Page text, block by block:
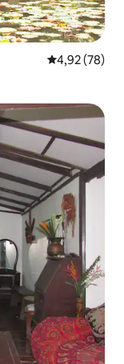
Gemiddelde
4,92 (78)